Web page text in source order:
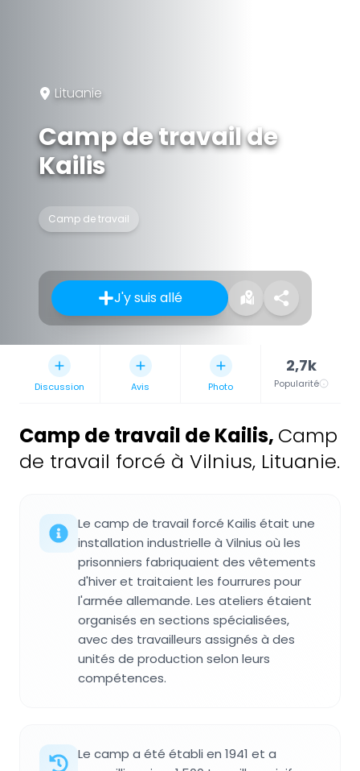
Lituanie
Camp de travail de
Kailis
Camp de travail
J'y suis allé
Discussion Avis Photo
2,7k
Popularité
Camp de travail de Kailis, Camp
de travail forcé à Vilnius, Lituanie.
Le camp de travail forcé Kailis était une
installation industrielle à Vilnius où les
prisonniers fabriquaient des vêtements
d'hiver et traitaient les fourrures pour
l'armée allemande. Les ateliers étaient
organisés en sections spécialisées,
avec des travailleurs assignés à des
unités de production selon leurs
compétences.
Le camp a été établi en 1941 et a